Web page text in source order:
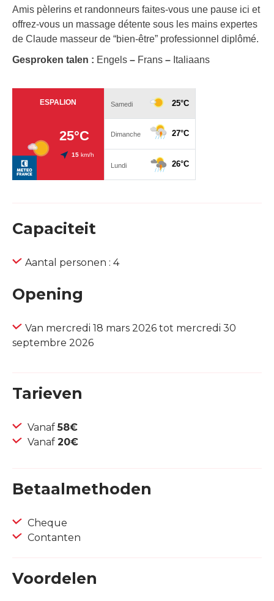
Amis pèlerins et randonneurs faites-vous une pause ici et
offrez-vous un massage détente sous les mains expertes
de Claude masseur de “bien-être” professionnel diplômé.
Gesproken talen : Engels – Frans – Italiaans
Capaciteit
Aantal personen : 4
Opening
Van mercredi 18 mars 2026 tot mercredi 30
septembre 2026
Tarieven
Vanaf58€
Vanaf 20€
Betaalmethoden
Cheque
Contanten
Voordelen